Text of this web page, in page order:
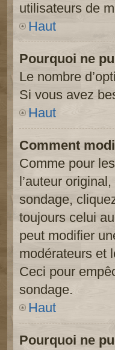
utilisateurs de
Haut
Pourquoi ne
Le nombre
Si vous avez
Haut
Comment
Comme pour
l’auteur
sondage,
toujours celui
peut modifier
modérateurs et
Ceci pour
sondage.
Haut
Pourquoi ne